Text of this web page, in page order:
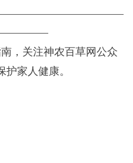
，关注神农百草网公众
护家人健康。